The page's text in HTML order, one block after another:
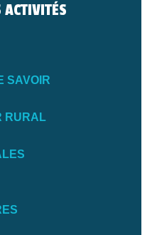
ACTIVITÉS
SAVOIR
RURAL